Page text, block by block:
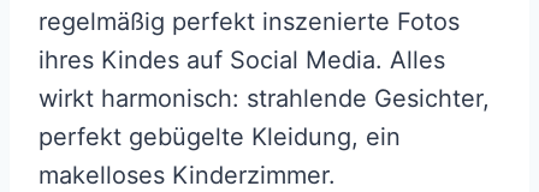
regelmäßig perfekt inszenierte Fotos
ihres Kindes auf Social Media. Alles
wirkt harmonisch: strahlende Gesichter,
perfekt gebügelte Kleidung, ein
makelloses Kinderzimmer.